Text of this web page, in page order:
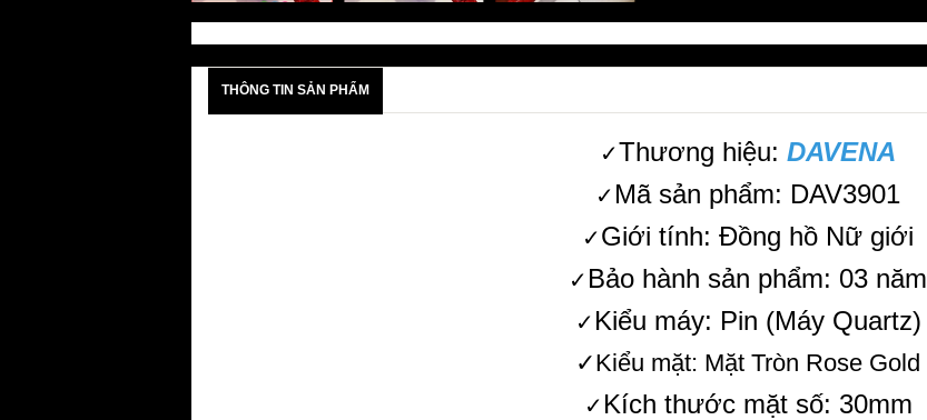
THÔNG TIN SẢN PHẨM
✓Thương hiệu: DAVENA
✓ Mã sản phẩm: DAV3901
✓Giới tính: Đồng hồ Nữ giới
✓ Bảo hành sản phẩm: 03 năm
✓ Kiểu máy: Pin (Máy Quartz)
✓Kiểu mặt: Mặt Tròn Rose Gold
✓ Kích thước mặt số: 30mm